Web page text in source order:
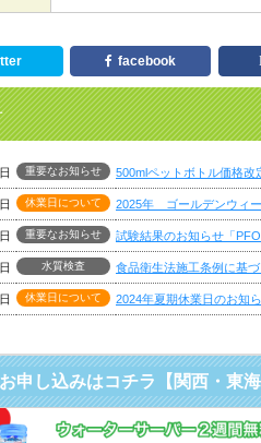
facebook
重要なお知らせ 500mlペットボトル価格改
休業日について 2025年 ゴールデンウィ
重要なお知らせ 試験結果のお知らせ「
水質検査 食品衛生法施工条例に基
休業日について 2024年夏期休業日のお知
申し込みはコチラ【関西・東海